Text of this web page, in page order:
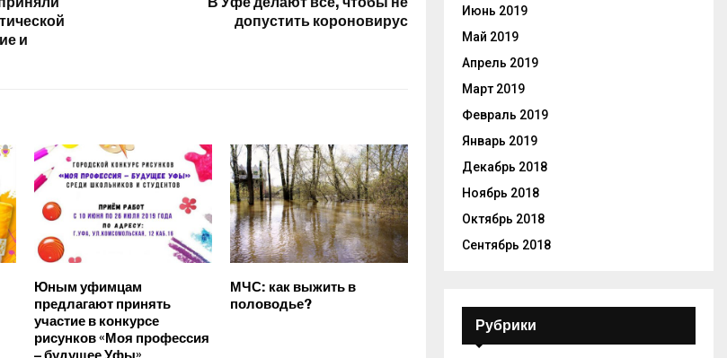
и
допустить короновирус
Юным уфимцам
предлагают принять
участие в конкурсе
рисунков «Моя профессия
МЧС: как выжить в
половодье?
Июнь 2019
Май 2019
Апрель 2019
Март 2019
Февраль 2019
Январь 2019
Декабрь 2018
Ноябрь 2018
Октябрь 2018
Сентябрь 2018
Рубрики